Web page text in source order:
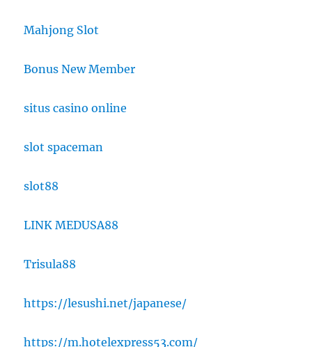
Mahjong Slot
Bonus New Member
situs casino online
slot spaceman
slot88
LINK MEDUSA88
Trisula88
https://lesushi.net/japanese/
https://m.hotelexpress53.com/